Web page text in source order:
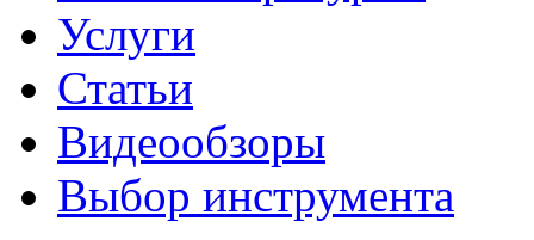
Услуги
Статьи
Видеообзоры
Выбор инструмента